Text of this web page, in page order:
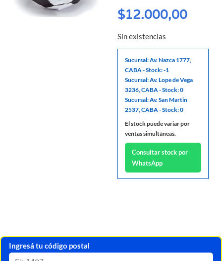
$12.000,00
Sin existencias
Sucursal: Av. Nazca 1777,
CABA - Stock: -1
Sucursal: Av. Lope de Vega
3236, CABA - Stock: 0
Sucursal: Av. San Martin
2537, CABA - Stock: 0
El stock puede variar por
ventas simultáneas.
Consultar stock por
WhatsApp
Ingresá tu código postal